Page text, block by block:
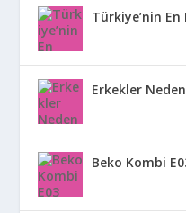
Türkiye’nin
Erkekler
Beko Kombi